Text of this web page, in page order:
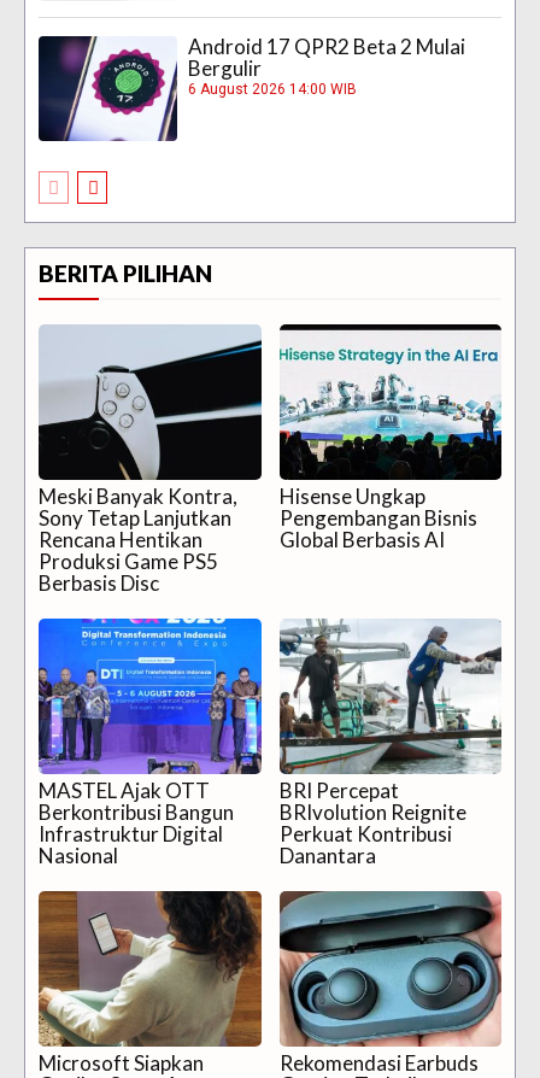
Android 17 QPR2 Beta 2 Mulai
Bergulir
6 August 2026 14:00 WIB
BERITA PILIHAN
Meski Banyak Kontra,
Sony Tetap Lanjutkan
Rencana Hentikan
Produksi Game PS5
Berbasis Disc
Hisense Ungkap
Pengembangan Bisnis
Global Berbasis AI
MASTEL Ajak OTT
Berkontribusi Bangun
Infrastruktur Digital
Nasional
BRI Percepat
BRIvolution Reignite
Perkuat Kontribusi
Danantara
Microsoft Siapkan
Rekomendasi Earbuds